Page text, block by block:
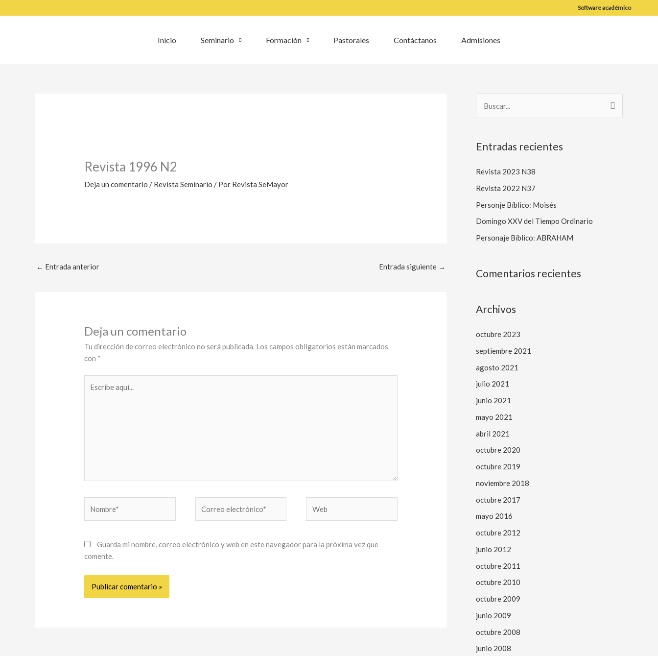
al
Software académico
Inicio Seminario Formación Pastorales Contáctanos Admisiones
Revista 1996 N2
Deja un comentario / Revista Seminario / Por Revista SeMayor
← Entrada anterior Entrada siguiente →
Deja un comentario
Tu dirección de correo electrónico no será publicada. Los campos obligatorios están marcados
con *
aquí...
electrónico*
Guarda mi nombre, correo electrónico y web en este navegador para la próxima vez que
comente.
c
a
r
:
Entradas recientes
Revista 2023 N38
Revista 2022 N37
Personje Bíblico: Moisés
Domingo XXV del Tiempo Ordinario
Personaje Bíblico: ABRAHAM
Comentarios recientes
Archivos
octubre 2023
septiembre 2021
agosto 2021
julio 2021
junio 2021
mayo 2021
abril 2021
octubre 2020
octubre 2019
noviembre 2018
octubre 2017
mayo 2016
octubre 2012
junio 2012
octubre 2011
octubre 2010
octubre 2009
junio 2009
octubre 2008
junio 2008